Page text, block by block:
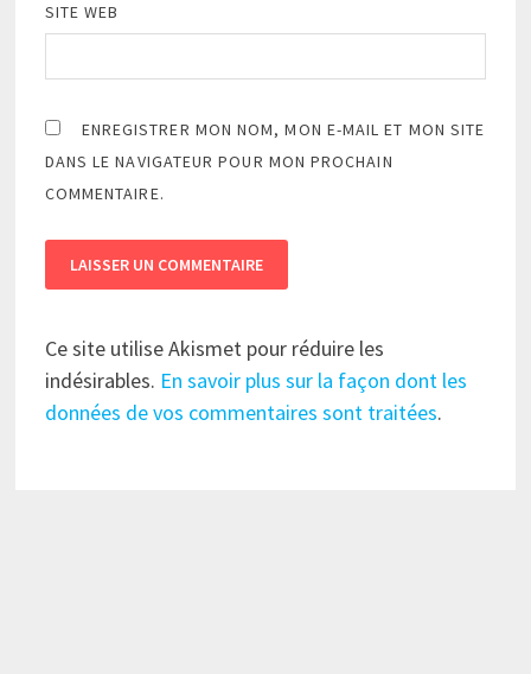
SITE WEB
ENREGISTRER MON NOM, MON E-MAIL ET MON SITE
DANS LE NAVIGATEUR POUR MON PROCHAIN
COMMENTAIRE.
Ce site utilise Akismet pour réduire les
indésirables. En savoir plus sur la façon dont les
données de vos commentaires sont traitées.